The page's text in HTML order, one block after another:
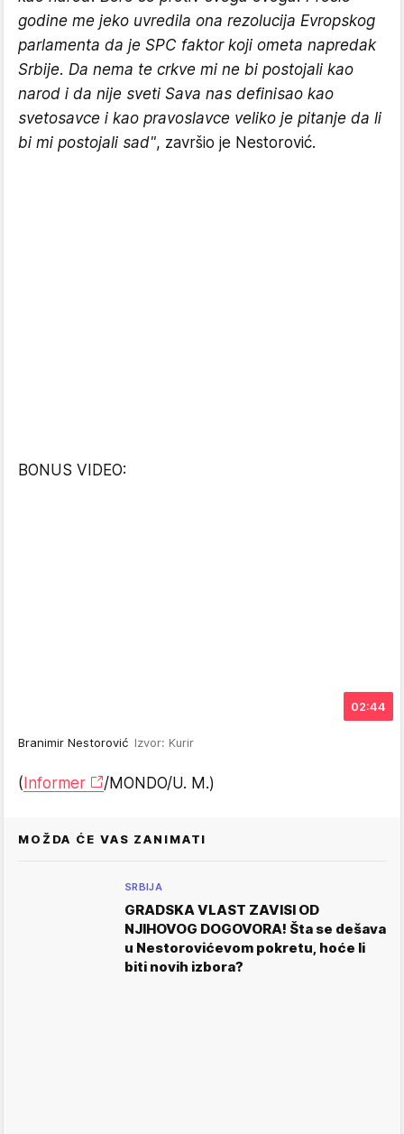
godine me jeko uvredila ona rezolucija Evropskog
parlamenta da je SPC faktor koji ometa napredak
Srbije. Da nema te crkve mi ne bi postojali kao
narod i da nije sveti Sava nas definisao kao
svetosavce i kao pravoslavce veliko je pitanje da li
bi mi postojali sad", završio je Nestorović.
BONUS VIDEO:
02:44
Branimir Nestorović Izvor: Kurir
(Informer /MONDO/U. M.)
MOŽDA ĆE VAS ZANIMATI
SRBIJA
GRADSKA VLAST ZAVISI OD
NJIHOVOG DOGOVORA! Šta se dešava
u Nestorovićevom pokretu, hoće li
biti novih izbora?